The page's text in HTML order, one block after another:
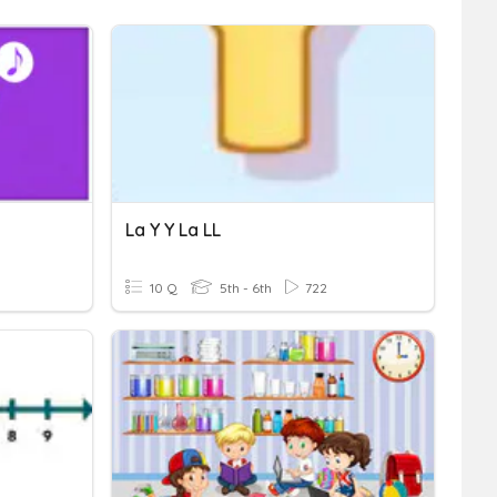
La Y Y La LL
10 Q 5th - 6th 722